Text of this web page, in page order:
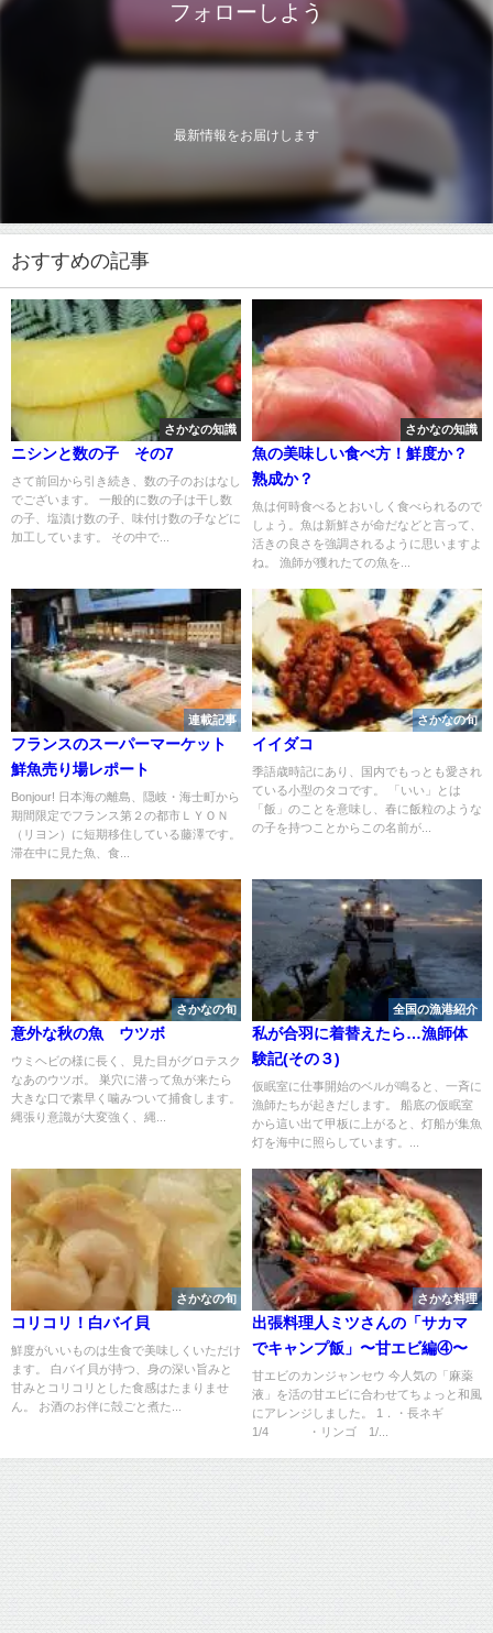
フォローしよう
最新情報をお届けします
おすすめの記事
さかなの知識
ニシンと数の子 その7
さて前回から引き続き、数の子のおはなし
でございます。 一般的に数の子は干し数
の子、塩漬け数の子、味付け数の子などに
加工しています。 その中で...
さかなの知識
魚の美味しい食べ方！鮮度か？
熟成か？
魚は何時食べるとおいしく食べられるので
しょう。魚は新鮮さが命だなどと言って、
活きの良さを強調されるように思いますよ
ね。 漁師が獲れたての魚を...
連載記事
フランスのスーパーマーケット
鮮魚売り場レポート
Bonjour! 日本海の離島、隠岐・海士町から
期間限定でフランス第２の都市ＬＹＯＮ
（リヨン）に短期移住している藤澤です。
滞在中に見た魚、食...
さかなの旬
イイダコ
季語歳時記にあり、国内でもっとも愛され
ている小型のタコです。 「いい」とは
「飯」のことを意味し、春に飯粒のような
の子を持つことからこの名前が...
さかなの旬
意外な秋の魚 ウツボ
ウミヘビの様に長く、見た目がグロテスク
なあのウツボ。 巣穴に潜って魚が来たら
大きな口で素早く噛みついて捕食します。
縄張り意識が大変強く、縄...
全国の漁港紹介
私が合羽に着替えたら…漁師体
験記(その３)
仮眠室に仕事開始のベルが鳴ると、一斉に
漁師たちが起きだします。 船底の仮眠室
から這い出て甲板に上がると、灯船が集魚
灯を海中に照らしています。...
さかなの旬
コリコリ！白バイ貝
鮮度がいいものは生食で美味しくいただけ
ます。 白バイ貝が持つ、身の深い旨みと
甘みとコリコリとした食感はたまりませ
ん。 お酒のお伴に殻ごと煮た...
さかな料理
出張料理人ミツさんの「サカマ
でキャンプ飯」〜甘エビ編④〜
甘エビのカンジャンセウ 今人気の「麻薬
液」を活の甘エビに合わせてちょっと和風
にアレンジしました。 1．・長ネギ
1/4 ・リンゴ 1/...